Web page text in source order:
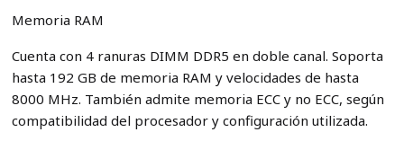
Memoria RAM
Cuenta con 4 ranuras DIMM DDR5 en doble canal. Soporta
hasta 192 GB de memoria RAM y velocidades de hasta
8000 MHz. También admite memoria ECC y no ECC, según
compatibilidad del procesador y configuración utilizada.